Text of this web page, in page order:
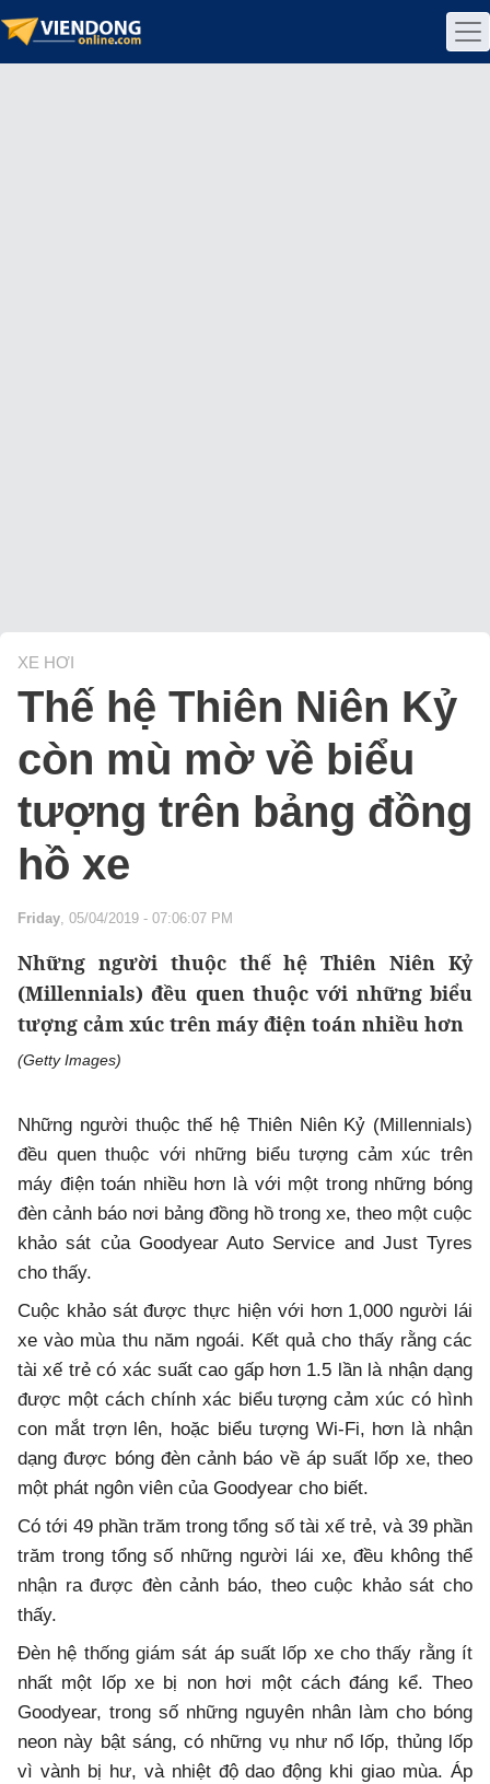
XE HƠI
Thế hệ Thiên Niên Kỷ
còn mù mờ về biểu
tượng trên bảng đồng
hồ xe
Friday, 05/04/2019 - 07:06:07 PM
Những người thuộc thế hệ Thiên Niên Kỷ
(Millennials) đều quen thuộc với những biểu
tượng cảm xúc trên máy điện toán nhiều hơn
(Getty Images)
Những người thuộc thế hệ Thiên Niên Kỷ (Millennials)
đều quen thuộc với những biểu tượng cảm xúc trên
máy điện toán nhiều hơn là với một trong những bóng
đèn cảnh báo nơi bảng đồng hồ trong xe, theo một cuộc
khảo sát của Goodyear Auto Service and Just Tyres
cho thấy.
Cuộc khảo sát được thực hiện với hơn 1,000 người lái
xe vào mùa thu năm ngoái. Kết quả cho thấy rằng các
tài xế trẻ có xác suất cao gấp hơn 1.5 lần là nhận dạng
được một cách chính xác biểu tượng cảm xúc có hình
con mắt trợn lên, hoặc biểu tượng Wi-Fi, hơn là nhận
dạng được bóng đèn cảnh báo về áp suất lốp xe, theo
một phát ngôn viên của Goodyear cho biết.
Có tới 49 phần trăm trong tổng số tài xế trẻ, và 39 phần
trăm trong tổng số những người lái xe, đều không thể
nhận ra được đèn cảnh báo, theo cuộc khảo sát cho
thấy.
Đèn hệ thống giám sát áp suất lốp xe cho thấy rằng ít
nhất một lốp xe bị non hơi một cách đáng kể. Theo
Goodyear, trong số những nguyên nhân làm cho bóng
neon này bật sáng, có những vụ như nổ lốp, thủng lốp
vì vành bị hư, và nhiệt độ dao động khi giao mùa. Áp